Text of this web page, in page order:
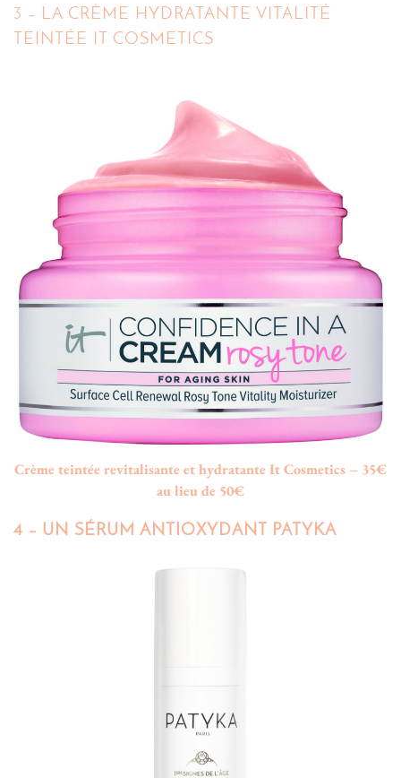
3 – LA CRÈME HYDRATANTE VITALITÉ
TEINTÉE IT COSMETICS
Crème teintée revitalisante et hydratante It Cosmetics – 35€
au lieu de 50€
4 – UN SÉRUM ANTIOXYDANT PATYKA